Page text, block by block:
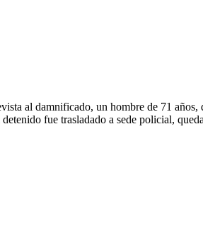
al damnificado, un hombre de 71
fue trasladado a sede policial,